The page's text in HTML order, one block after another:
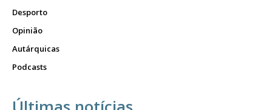
Desporto
Opinião
Autárquicas
Podcasts